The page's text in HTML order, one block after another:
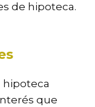
de hipoteca.
hipoteca
que